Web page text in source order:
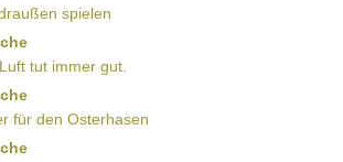
spielen
tut immer gut.
für den Osterhasen